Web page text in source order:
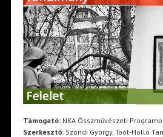
Támogató:NKA Összművészeti
Szerkesztő:Szondi György, Toót-Holló